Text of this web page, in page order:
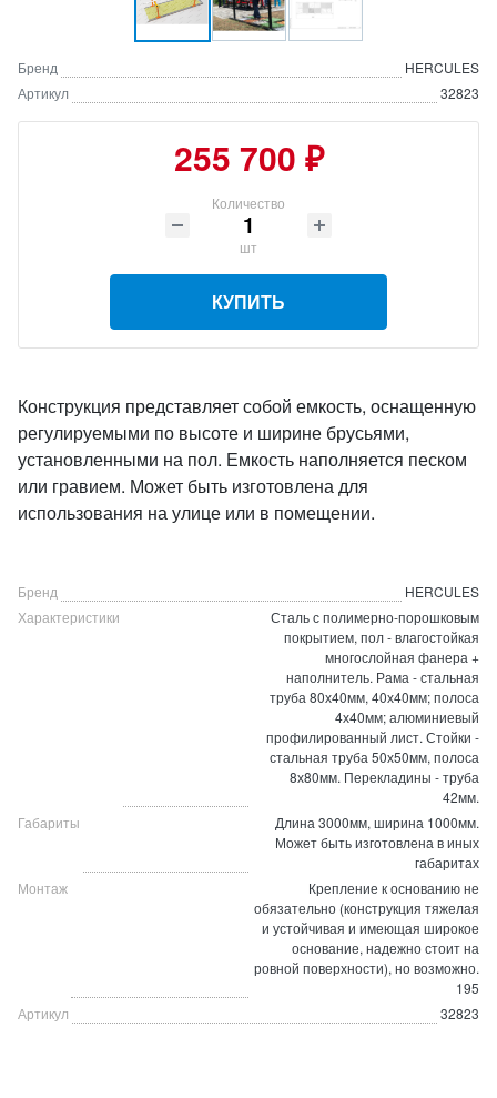
Бренд
HERCULES
Артикул
32823
255 700 ₽
Количество
шт
КУПИТЬ
Конструкция представляет собой емкость, оснащенную
регулируемыми по высоте и ширине брусьями,
установленными на пол. Емкость наполняется песком
или гравием. Может быть изготовлена для
использования на улице или в помещении.
Бренд
HERCULES
Характеристики
Сталь с полимерно-порошковым
покрытием, пол - влагостойкая
многослойная фанера +
наполнитель. Рама - стальная
труба 80х40мм, 40х40мм; полоса
4х40мм; алюминиевый
профилированный лист. Стойки -
стальная труба 50х50мм, полоса
8х80мм. Перекладины - труба
42мм.
Габариты
Длина 3000мм, ширина 1000мм.
Может быть изготовлена в иных
габаритах
Монтаж
Крепление к основанию не
обязательно (конструкция тяжелая
и устойчивая и имеющая широкое
основание, надежно стоит на
ровной поверхности), но возможно.
195
Артикул
32823